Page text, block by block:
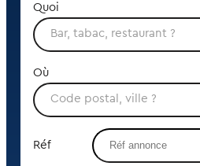
Quoi
Où
Réf